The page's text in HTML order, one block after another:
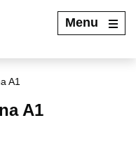
Menu
A1
A1